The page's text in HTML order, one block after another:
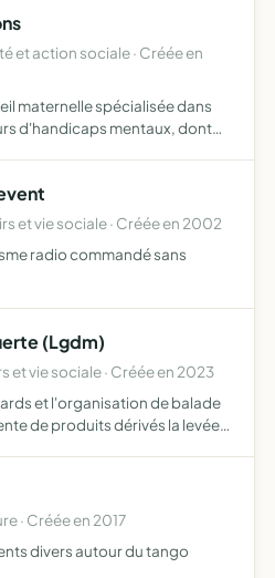
et action sociale · Créée en
maternelle spécialisée dans
d'handicaps mentaux, dont
et vie sociale · Créée en 2002
radio commandé sans
(Lgdm)
et vie sociale · Créée en 2023
et l'organisation de balade
de produits dérivés la levée
· Créée en 2017
divers autour du tango